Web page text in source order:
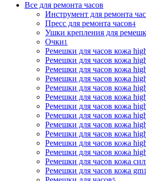
Все для ремонта часов
Инструмент для ремонта
Пресс для ремонта часов4
Ушки крепления для
Очки1
Ремешки для часов кожа
Ремешки для часов кожа
Ремешки для часов кожа
Ремешки для часов кожа
Ремешки для часов кожа
Ремешки для часов кожа
Ремешки для часов кожа
Ремешки для часов кожа
Ремешки для часов кожа
Ремешки для часов кожа
Ремешки для часов кожа
Ремешки для часов кожа
Ремешки для часов кожа
Ремешки для часов кожа gm